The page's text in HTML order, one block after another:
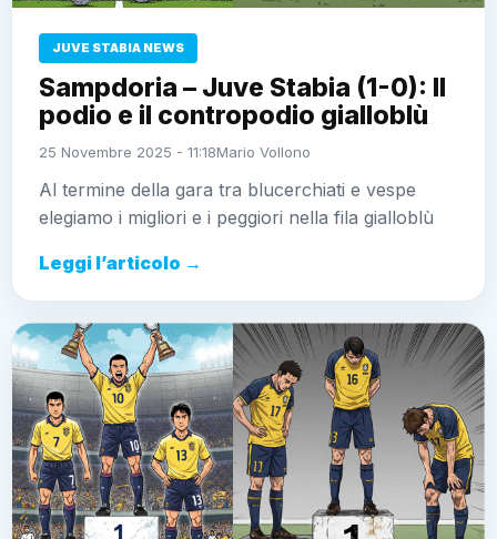
JUVE STABIA NEWS
Sampdoria – Juve Stabia (1-0): Il
podio e il contropodio gialloblù
25 Novembre 2025 - 11:18Mario Vollono
Al termine della gara tra blucerchiati e vespe
elegiamo i migliori e i peggiori nella fila gialloblù
Leggi l’articolo →